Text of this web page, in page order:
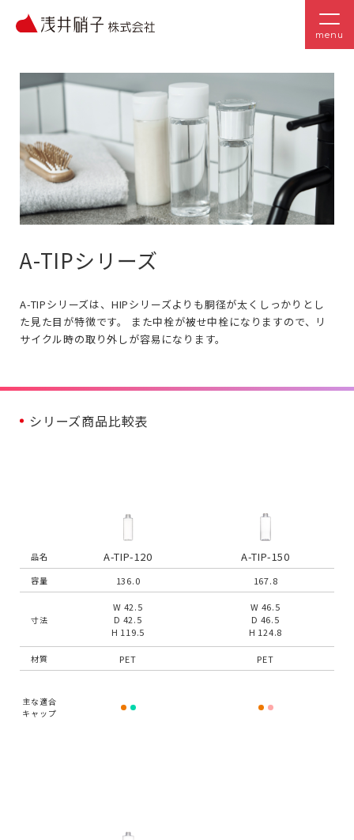
menu
A-TIPシリーズ
A-TIPシリーズは、HIPシリーズよりも胴径が太くしっかりとし
た見た目が特徴です。 また中栓が被せ中栓になりますので、リ
サイクル時の取り外しが容易になります。
シリーズ商品比較表
品名
容量
寸法
材質
主な適合
キャップ
A-TIP-120
136.0
W 42.5
D 42.5
H 119.5
PET
A-TIP-150
167.8
W 46.5
D 46.5
H 124.8
PET